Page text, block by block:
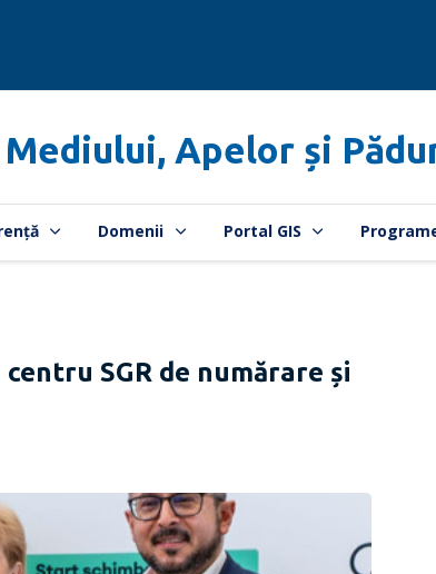
Apelor și
Domenii Portal GIS
SGR de numărare și